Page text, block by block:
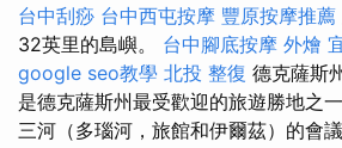
台中刮痧 台中西屯按摩 豐原按摩推薦
32英里的島嶼。 台中腳底按摩 外燴
google seo教學 北投 整復 德克薩斯
是德克薩斯州最受歡迎的旅遊勝地之
三河（多瑙河，旅館和伊爾茲）的會